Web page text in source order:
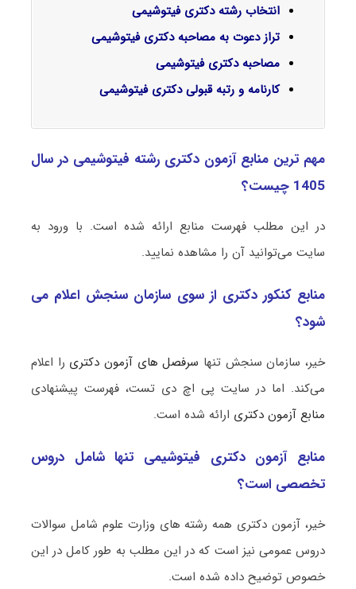
انتخاب رشته دکتری فیتوشیمی
تراز دعوت به مصاحبه دکتری فیتوشیمی
مصاحبه دکتری فیتوشیمی
کارنامه و رتبه قبولی دکتری فیتوشیمی
مهم ترین منابع آزمون دکتری رشته فیتوشیمی در سال
1405 چیست؟
در این مطلب فهرست منابع ارائه شده است. با ورود به
سایت می‌توانید آن را مشاهده نمایید.
منابع کنکور دکتری از سوی سازمان سنجش اعلام می
شود؟
خیر، سازمان سنجش تنها سرفصل های آزمون دکتری را اعلام
می‌کند. اما در سایت پی اچ دی تست، فهرست پیشنهادی
منابع آزمون دکتری ارائه شده است.
منابع آزمون دکتری فیتوشیمی تنها شامل دروس
تخصصی است؟
خیر، آزمون دکتری همه رشته های وزارت علوم شامل سوالات
دروس عمومی نیز است که در این مطلب به طور کامل در این
خصوص توضیح داده شده است.